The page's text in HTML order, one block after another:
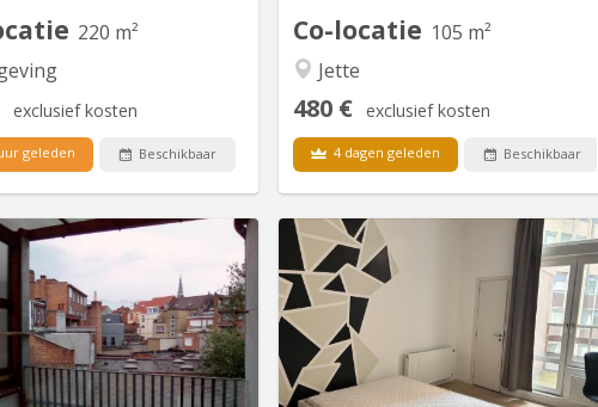
220 m²
exclusief kosten
geleden Beschikbaar
Co-locatie 105 m²
Jette
480 € exclusief kosten
4 dagen geleden Beschikbaar
BK 14712
2 chambres avec grande
à louer au 2e étage d'une
située dans une rue calme au
d'Anderlecht, à 5 min en métro
Erasme et à 10 min en métro
BK 21115
Chambre 8 Cinquantenaire est une
belle maison de maître en face du parc
du cinquantenaire. Elle se situe au 7
Avenue de la Renaissance, 1000
Bruxelles. Elle se compose de 9